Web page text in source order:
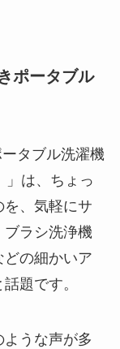
ポータブル
タブル洗濯機
」は、ちょっ
を、気軽にサ
ブラシ洗浄機
の細かいア
題です。
うな声が多